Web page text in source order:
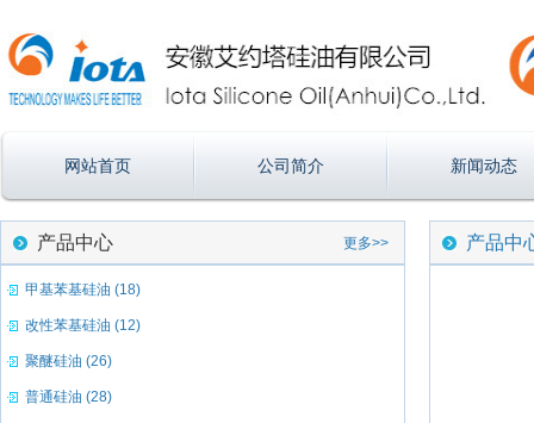
网站首页 公司简介 新闻动态
产品中心 更多>>
甲基苯基硅油 (18)
改性苯基硅油 (12)
聚醚硅油 (26)
普通硅油 (28)
产品中